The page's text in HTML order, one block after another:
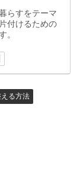
らすをテーマ
付けるための
。
る方法